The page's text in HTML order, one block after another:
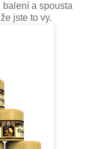
balení a spousta
jste to vy.